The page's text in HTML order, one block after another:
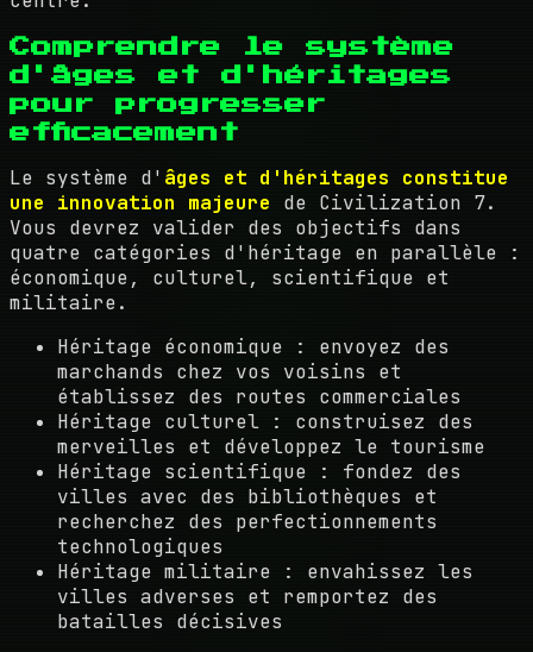
Comprendre le système
d'âges et d'héritages
pour progresser
efficacement
Le système d' âges et d'héritages constitue
une innovation majeure de Civilization 7.
Vous devrez valider des objectifs dans
quatre catégories d'héritage en parallèle :
économique, culturel, scientifique et
militaire.
Héritage économique : envoyez des
marchands chez vos voisins et
établissez des routes commerciales
Héritage culturel : construisez des
merveilles et développez le tourisme
Héritage scientifique : fondez des
villes avec des bibliothèques et
recherchez des perfectionnements
technologiques
Héritage militaire : envahissez les
villes adverses et remportez des
batailles décisives